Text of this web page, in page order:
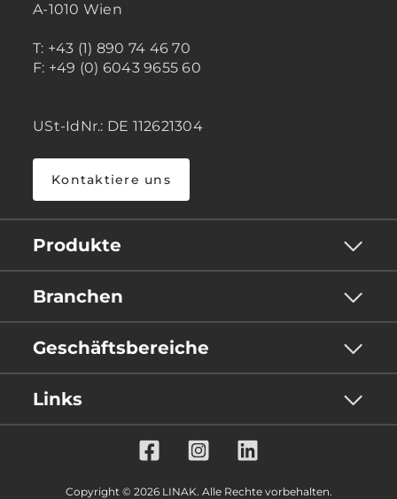
A-1010 Wien
T: +43 (1) 890 74 46 70
F: +49 (0) 6043 9655 60
USt-IdNr.: DE 112621304
Kontaktiere uns
Produkte
Branchen
Geschäftsbereiche
Links
Copyright © 2026 LINAK. Alle Rechte vorbehalten.